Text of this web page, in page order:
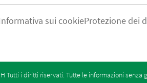
sui cookieProtezione dei
Tutti i diritti riservati. Tutte le informazioni